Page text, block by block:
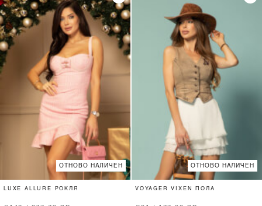
ОТНОВО НАЛИЧЕН
LUXE ALLURE РОКЛЯ
ОТНОВО НАЛИЧЕН
VOYAGER VIXEN ПОЛА